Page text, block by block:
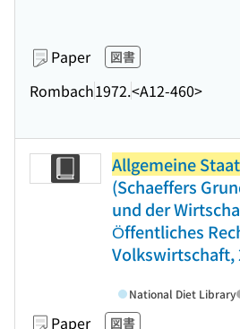
Paper 図書
Rombach1972.<A12-460>
Allgemeine
(Schaeffers
und der
Öffentliches
Volkswirtschaft,
Paper 図書
National Diet Library